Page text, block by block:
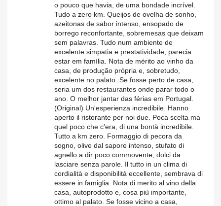
o pouco que havia, de uma bondade incrível.
Tudo a zero km. Queijos de ovelha de sonho,
azeitonas de sabor intenso, ensopado de
borrego reconfortante, sobremesas que deixam
sem palavras. Tudo num ambiente de
excelente simpatia e prestatividade, parecia
estar em família. Nota de mérito ao vinho da
casa, de produção própria e, sobretudo,
excelente no palato. Se fosse perto de casa,
seria um dos restaurantes onde parar todo o
ano. O melhor jantar das férias em Portugal.
(Original) Un'esperienza incredibile. Hanno
aperto il ristorante per noi due. Poca scelta ma
quel poco che c'era, di una bontà incredibile.
Tutto a km zero. Formaggio di pecora da
sogno, olive dal sapore intenso, stufato di
agnello a dir poco commovente, dolci da
lasciare senza parole. Il tutto in un clima di
cordialità e disponibilità eccellente, sembrava di
essere in famiglia. Nota di merito al vino della
casa, autoprodotto e, cosa più importante,
ottimo al palato. Se fosse vicino a casa,